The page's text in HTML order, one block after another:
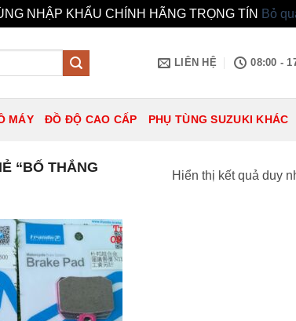
NHẬP KHẨU CHÍNH HÃNG TRỌNG TÍN Bỏ
LIÊN HỆ 08:00 -
MÁY ĐỒ ĐỘ CAO CẤP PHỤ TÙNG SUZUKI KHÁC
“BỐ THẮNG
Hiển thị kết quả duy
Add to
wishlist